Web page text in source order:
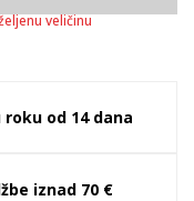
veličinu
od 14 dana
iznad 70 €